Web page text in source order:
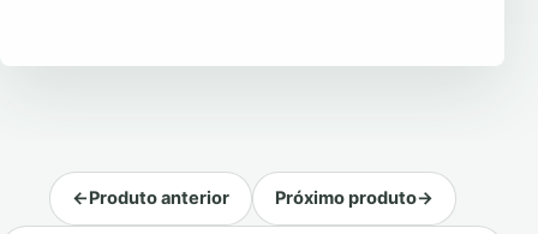
←Produto anterior Próximo produto→